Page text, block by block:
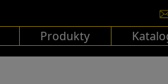
Produkty